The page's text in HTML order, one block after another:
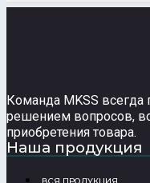
Команда MKSS всегда
решением вопросов,
приобретения товара.
Наша продукция